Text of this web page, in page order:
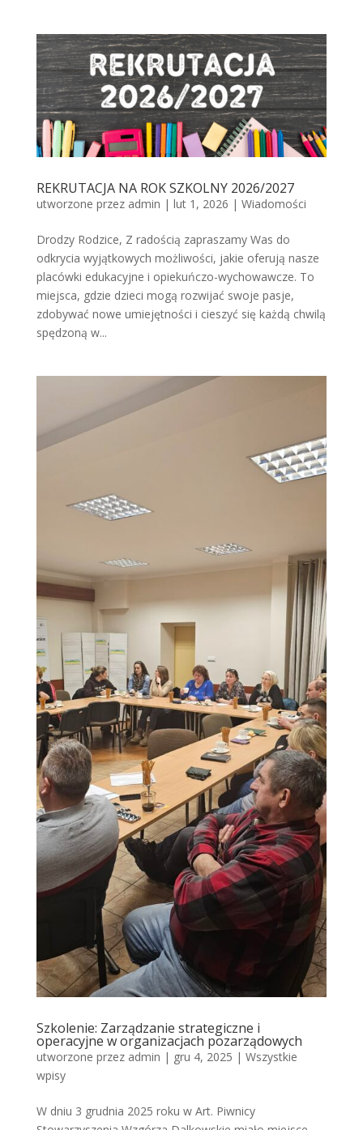
REKRUTACJA NA ROK SZKOLNY 2026/2027
utworzone przez admin | lut 1, 2026 | Wiadomości
Drodzy Rodzice, Z radością zapraszamy Was do
odkrycia wyjątkowych możliwości, jakie oferują nasze
placówki edukacyjne i opiekuńczo-wychowawcze. To
miejsca, gdzie dzieci mogą rozwijać swoje pasje,
zdobywać nowe umiejętności i cieszyć się każdą chwilą
spędzoną w...
Szkolenie: Zarządzanie strategiczne i
operacyjne w organizacjach pozarządowych
utworzone przez admin | gru 4, 2025 | Wszystkie
wpisy
W dniu 3 grudnia 2025 roku w Art. Piwnicy